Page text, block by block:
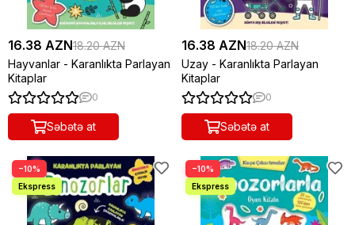
16.38 AZN18.20 AZN
Hayvanlar - Karanlıkta Parlayan
Kitaplar
0
Səbətə at
16.38 AZN18.20 AZN
Uzay - Karanlıkta Parlayan
Kitaplar
0
Səbətə at
−10% −10%